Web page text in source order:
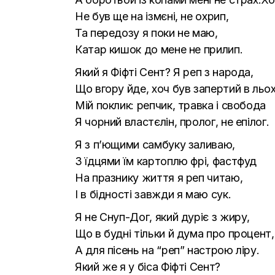
Не був ще на ізмєні, не охрип,
Та передозу я поки не маю,
Катар кишок до мене не прилип.
Який я Фіфті Сент? Я реп з народа,
Що вгору йде, хоч був запертий в
Мій поклик: репчик, травка і свобода
Я чорний властєлін, пролог, не епілог.
Я з п’ющими самбуку заливаю,
З їдцями їм картоплю фрі, фастфуд
На празнику життя я реп читаю,
І в бідності завжди я маю сук.
Я не Снуп-Дог, який дуріє з жиру,
Що в будні тільки й дума про процент,
А для пісень на “реп” настрою ліру.
Який же я у біса Фіфті Сент?